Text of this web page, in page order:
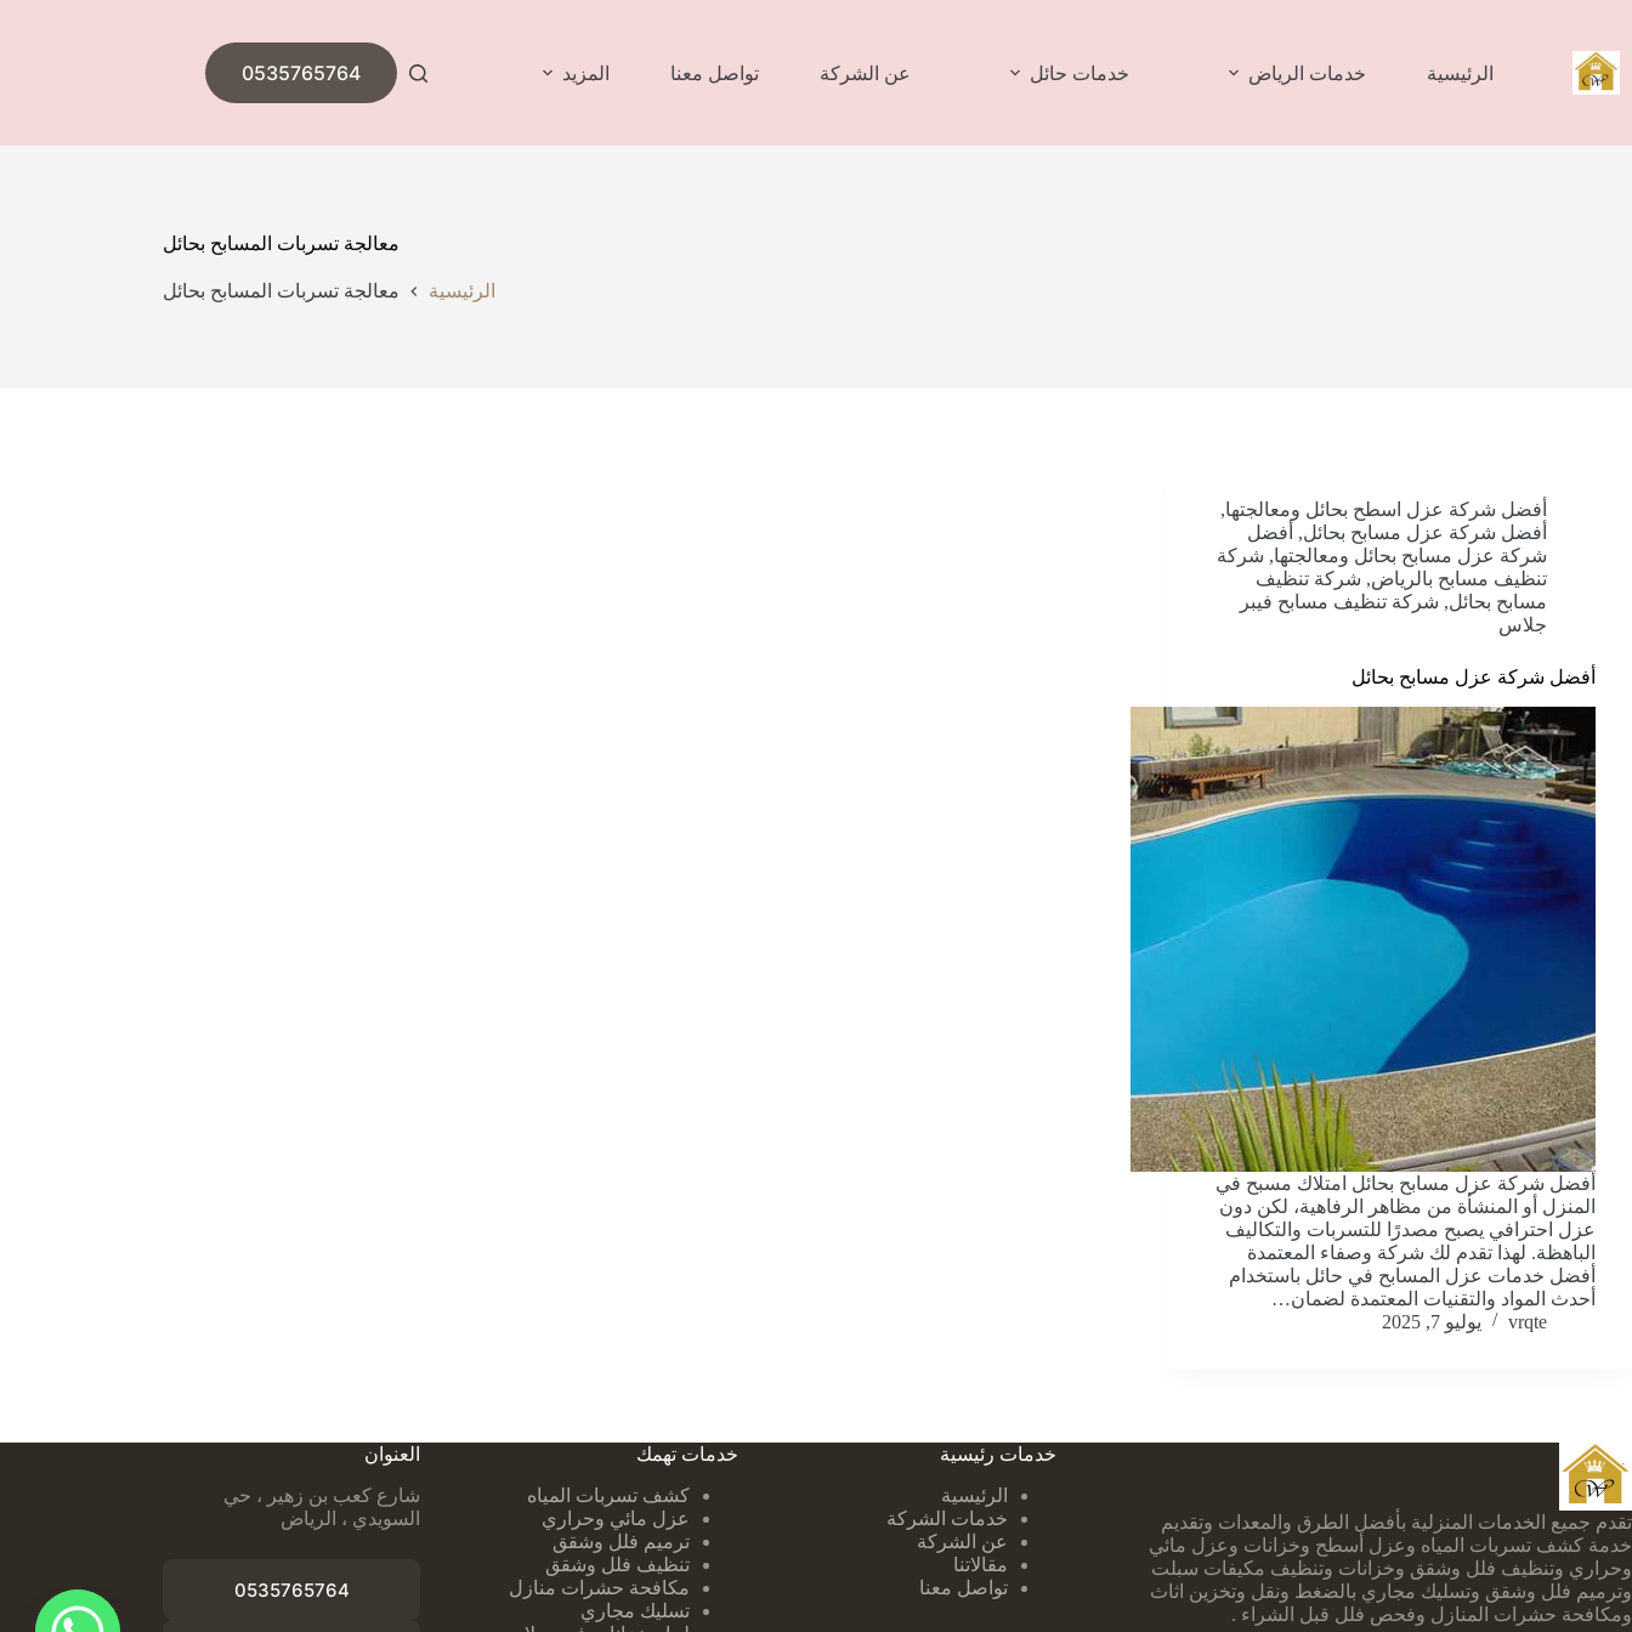
المحتوى
الرئيسية خدمات الرياض خدمات حائل عن الشركة تواصل معنا المزيد 0535765764
معالجة تسربات المسابح بحائل
الرئيسية معالجة تسربات المسابح بحائل
أفضل شركة عزل اسطح بحائل ومعالجتها,
أفضل شركة عزل مسابح بحائل, أفضل
شركة عزل مسابح بحائل ومعالجتها, شركة
تنظيف مسابح بالرياض, شركة تنظيف
مسابح بحائل, شركة تنظيف مسابح فيبر
جلاس
أفضل شركة عزل مسابح بحائل
أفضل شركة عزل مسابح بحائل امتلاك مسبح في
المنزل أو المنشأة من مظاهر الرفاهية، لكن دون
عزل احترافي يصبح مصدرًا للتسربات والتكاليف
الباهظة. لهذا تقدم لك شركة وصفاء المعتمدة
أفضل خدمات عزل المسابح في حائل باستخدام
أحدث المواد والتقنيات المعتمدة لضمان…
vrqte
يوليو 7, 2025
تقدم جميع الخدمات المنزلية بأفضل الطرق والمعدات وتقديم
خدمة كشف تسربات المياه وعزل أسطح وخزانات وعزل مائي
وحراري وتنظيف فلل وشقق وخزانات وتنظيف مكيفات سبلت
وترميم فلل وشقق وتسليك مجاري بالضغط ونقل وتخزين اثاث
ومكافحة حشرات المنازل وفحص فلل قبل الشراء .
خدمات رئيسية
الرئيسية
خدمات الشركة
عن الشركة
مقالاتنا
تواصل معنا
خدمات تهمك
كشف تسربات ا لمياه
عزل مائي وحراري
ترميم فلل وشقق
تنظيف فلل وشقق
مكافحة حشرات منازل
تسليك مجاري
العنوان
شارع كعب بن زهير ، حي
السويدي ، الرياض
0535765764